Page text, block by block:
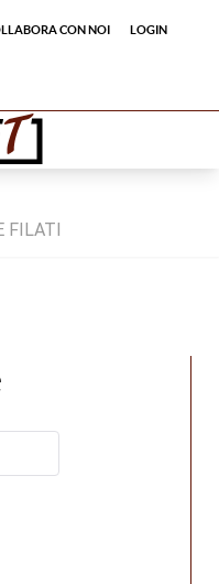
con noi Login
FILATI